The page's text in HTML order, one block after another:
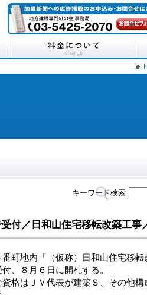
キーワード検索
受付／日和山住宅移転改築工
町地内「（仮称）日和山住宅移
、８月６日に開札する。
格はＪＶ代表が建築Ｓ、その他